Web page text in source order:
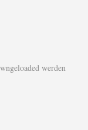
werden